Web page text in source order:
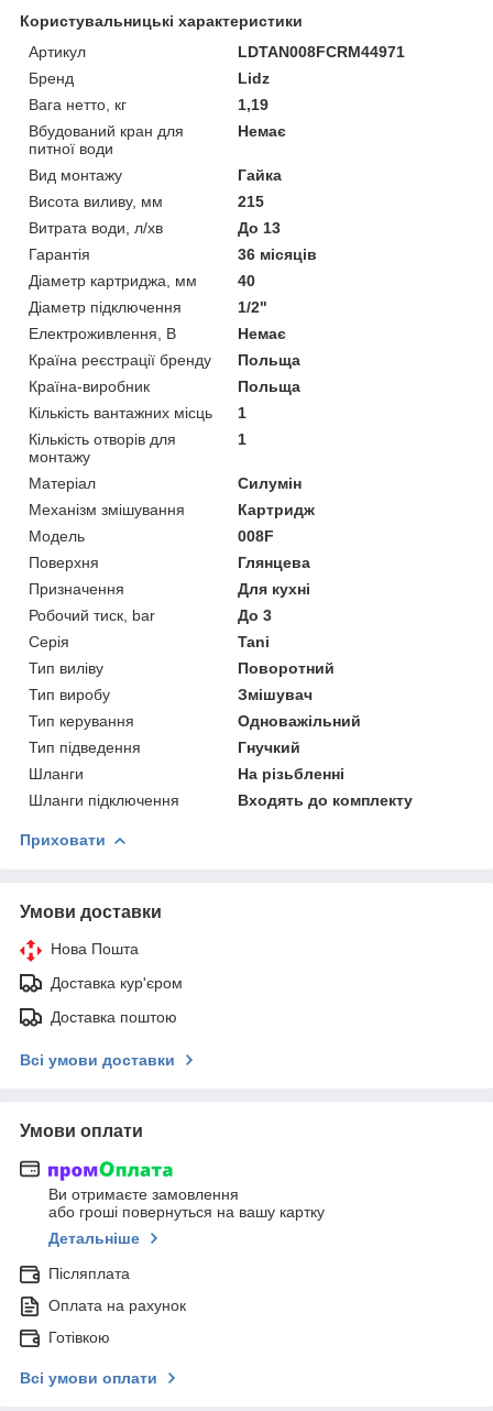
Користувальницькі характеристики
Артикул
LDTAN008FCRM44971
Бренд
Lidz
Вага нетто, кг
1,19
Вбудований кран для
питної води
Немає
Вид монтажу
Гайка
Висота виливу, мм
215
Витрата води, л/хв
До 13
Гарантія
36 місяців
Діаметр картриджа, мм
40
Діаметр підключення
1/2"
Електроживлення, В
Немає
Країна реєстрації бренду
Польща
Країна-виробник
Польща
Кількість вантажних місць
1
Кількість отворів для
монтажу
1
Матеріал
Силумін
Механізм змішування
Картридж
Мoдель
008F
Поверхня
Глянцева
Призначення
Для кухні
Робочий тиск, bar
До 3
Серія
Tani
Тип виліву
Поворотний
Тип виробу
Змішувач
Тип керування
Одноважільний
Тип підведення
Гнучкий
Шланги
На різьбленні
Шланги підключення
Входять до комплекту
Приховати
Умови доставки
Нова Пошта
Доставка кур'єром
Доставка поштою
Всі умови доставки
Умови оплати
Ви отримаєте замовлення
або гроші повернуться на вашу картку
Детальніше
Післяплата
Оплата на рахунок
Готівкою
Всі умови оплати